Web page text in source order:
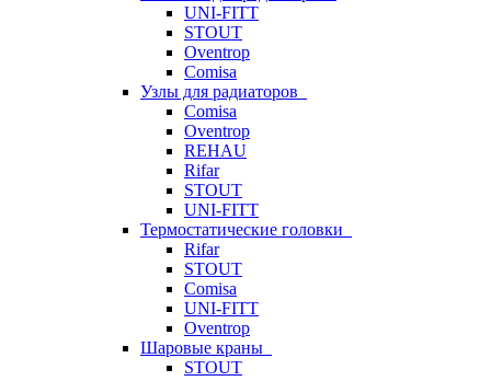
UNI-FITT
STOUT
Oventrop
Comisa
Узлы для радиаторов
Comisa
Oventrop
REHAU
Rifar
STOUT
UNI-FITT
Термостатические головки
Rifar
STOUT
Comisa
UNI-FITT
Oventrop
Шаровые краны
STOUT